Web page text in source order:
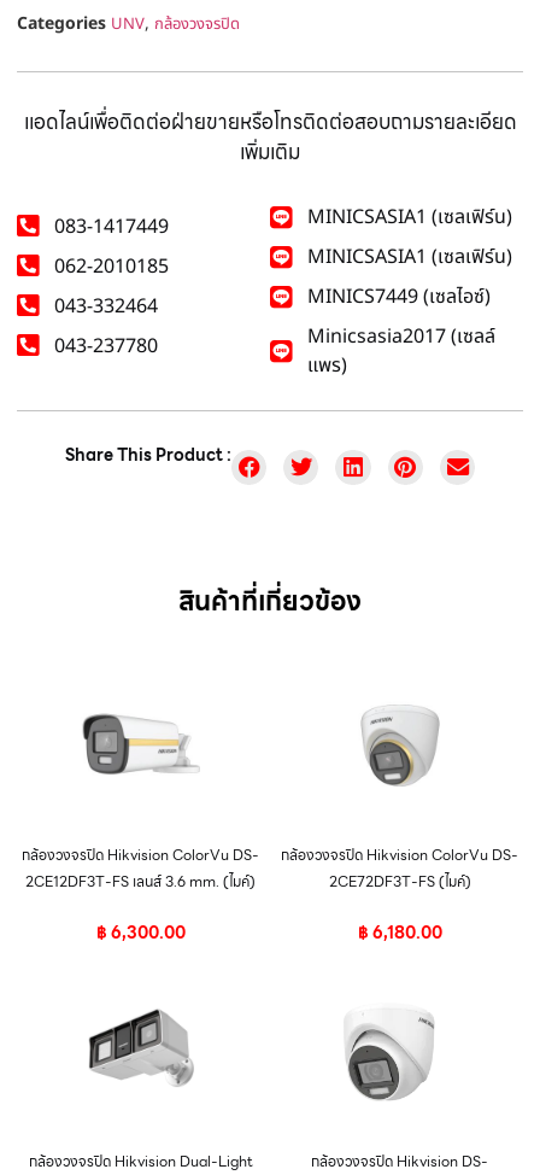
Categories UNV, กล้องวงจรปิด
แอดไลน์เพื่อติดต่อฝ่ายขายหรือโทรติดต่อสอบถามรายละเอียด
เพิ่มเติม
083-1417449
062-2010185
043-332464
043-237780
MINICSASIA1 (เซลเฟิร์น)
MINICSASIA1 (เซลเฟิร์น)
MINICS7449 (เซลไอซ์)
Minicsasia2017 (เซลล์
แพร)
Share This Product :
สินค้าที่เกี่ยวข้อง
กล้องวงจรปิด Hikvision ColorVu DS-
2CE12DF3T-FS เลนส์ 3.6 mm. (ไมค์)
฿6,300.00
กล้องวงจรปิด Hikvision ColorVu DS-
2CE72DF3T-FS (ไมค์)
฿6,180.00
กล้องวงจรปิด Hikvision Dual-Light
กล้องวงจรปิด Hikvision DS-